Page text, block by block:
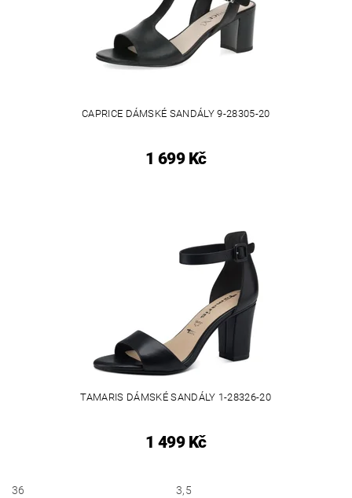
CAPRICE DÁMSKÉ SANDÁLY 9-28305-20
1 699 Kč
TAMARIS DÁMSKÉ SANDÁLY 1-28326-20
1 499 Kč
36
3,5